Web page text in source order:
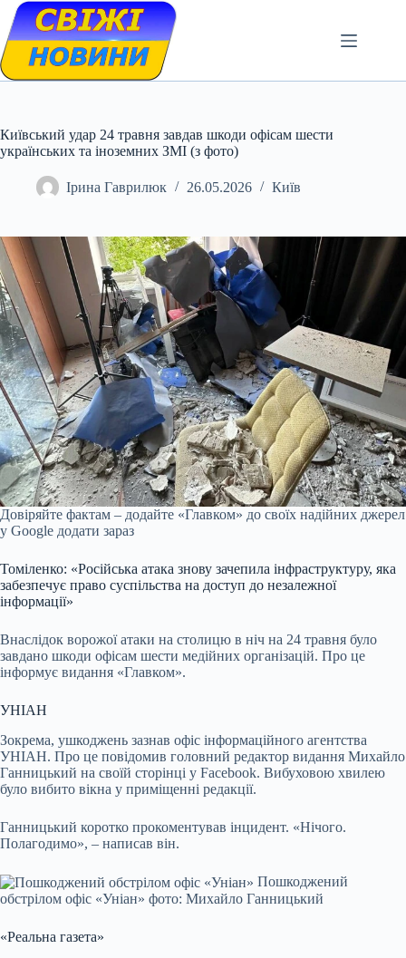
Skip
content
Київський удар 24 травня завдав шкоди офісам шести
українських та іноземних ЗМІ (з фото)
Ірина Гаврилюк 26.05.2026 Київ
Довіряйте фактам – додайте «Главком» до своїх надійних джерел
у Google додати зараз
Томіленко: «Російська атака знову зачепила інфраструктуру, яка
забезпечує право суспільства на доступ до незалежної
інформації»
Внаслідок ворожої атаки на столицю в ніч на 24 травня було
завдано шкоди офісам шести медійних організацій. Про це
інформує видання «Главком».
УНІАН
Зокрема, ушкоджень зазнав офіс інформаційного агентства
УНІАН. Про це повідомив головний редактор видання Михайло
Ганницький на своїй сторінці у Facebook. Вибуховою хвилею
було вибито вікна у приміщенні редакції.
Ганницький коротко прокоментував інцидент. «Нічого.
Полагодимо», – написав він.
Пошкоджений
обстрілом офіс «Уніан» фото: Михайло Ганницький
«Реальна газета»